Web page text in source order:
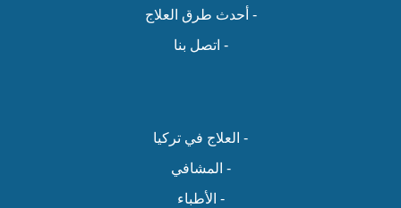
- أحدث طرق العلاج
- اتصل بنا
- العلاج في تركيا
- المشافي
- الأطباء